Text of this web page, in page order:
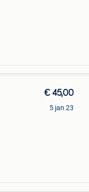
€ 45,00
5 jan 23